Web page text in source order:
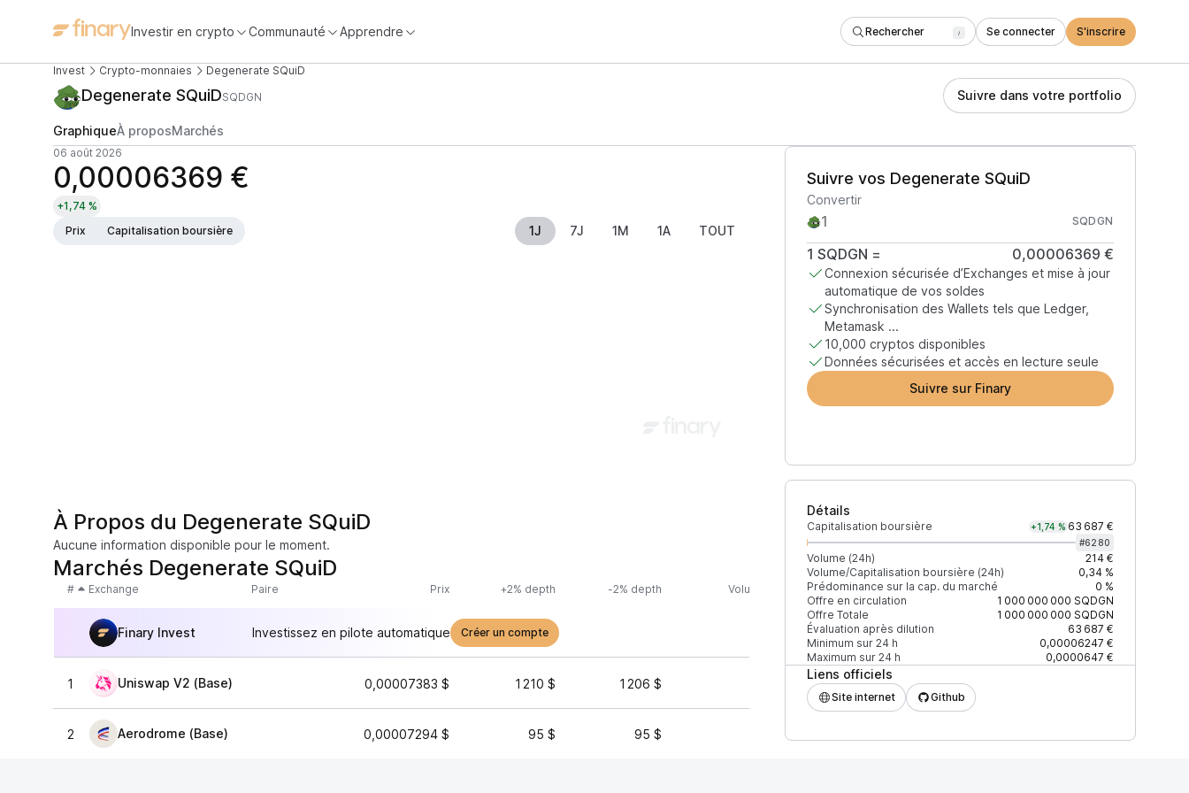
Investir en crypto Communauté Apprendre Rechercher / Se connecter S'inscrire
Invest Crypto-monnaies Degenerate SQuiD
Degenerate SQuiDSQDGN Suivre dans votre portfolio
GraphiqueÀ proposMarchés
06 août 2026
0,00006369 €
+1,74 %
Prix
Capitalisation boursière 1J 7J 1M 1A TOUT
Suivre vos Degenerate SQuiD
Convertir
SQDGN
1 SQDGN = 0,00006369 €
Connexion sécurisée d’Exchanges et mise à jour
automatique de vos soldes
Synchronisation des Wallets tels que Ledger,
Metamask ...
10,000 cryptos disponibles
Données sécurisées et accès en lecture seule
Suivre sur Finary
Détails
Capitalisation boursière +1,74 % 63 687 €
#6280
Volume (24h)
214 €
Volume/Capitalisation boursière (24h)
0,34 %
Prédominance sur la cap. du marché
0 %
Offre en circulation
1 000 000 000 SQDGN
Offre Totale
1 000 000 000 SQDGN
Évaluation après dilution
63 687 €
Minimum sur 24 h
0,00006247 €
Maximum sur 24 h
0,0000647 €
Liens officiels
Site internet Github
À Propos du Degenerate SQuiD
Aucune information disponible pour le moment.
Marchés Degenerate SQuiD
# Exchange Paire Prix +2% depth -2% depth Volume (24h) % du volume Confiance Mis à jour
Finary Invest Investissez en pilote automatique Créer un compte
1 Uniswap V2 (Base) 0,00007383 $ 1 210 $ 1 206 $ 50,54 % ÉLEVÉE
2 Aerodrome (Base) 0,00007294 $ 95 $ 95 $ 122 $